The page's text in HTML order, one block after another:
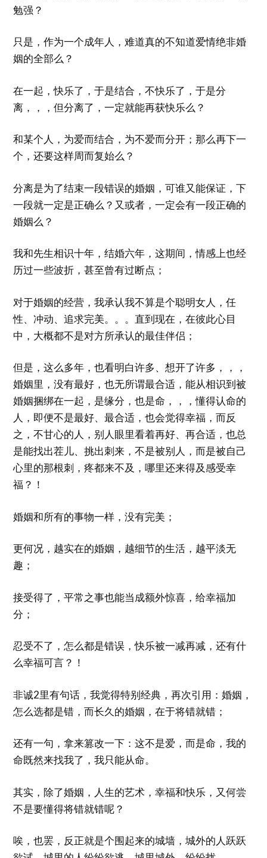
勉强？
只是，作为一个成年人，难道真的不知道爱情绝非婚
姻的全部么？
在一起，快乐了，于是结合，不快乐了，于是分
离，，，但分离了，一定就能再获快乐么？
和某个人，为爱而结合，为不爱而分开；那么再下一
个，还要这样周而复始么？
分离是为了结束一段错误的婚姻，可谁又能保证，下
一段就一定是正确么？又或者，一定会有一段正确的
婚姻么？
我和先生相识十年，结婚六年，这期间，情感上也经
历过一些波折，甚至曾有过断点；
对于婚姻的经营，我承认我不算是个聪明女人，任
性、冲动、追求完美。。。直到现在，在彼此心目
中，大概都不是对方所承认的最佳伴侣；
但是，这么多年，也看明白许多、想开了许多，，，
婚姻里，没有最好，也无所谓最合适，能从相识到被
婚姻捆绑在一起，是缘分，也是命，，，懂得认命的
人，即便不是最好、最合适，也会觉得幸福，而反
之，不甘心的人，别人眼里看着再好、再合适，也总
是能找出茬儿、挑出刺来，不是被别人，而是被自己
心里的那根刺，疼都来不及，哪里还来得及感受幸
福？！
婚姻和所有的事物一样，没有完美；
更何况，越实在的婚姻，越细节的生活，越平淡无
趣；
接受得了，平常之事也能当成额外惊喜，给幸福加
分；
忍受不了，怎么都是错误，快乐被一减再减，还有什
么幸福可言？！
非诚2里有句话，我觉得特别经典，再次引用：婚姻，
怎么选都是错，而长久的婚姻，在于将错就错；
还有一句，拿来篡改一下：这不是爱，而是命，我的
命既然来找我了，我只能从命。
其实，除了婚姻，人生的艺术，幸福和快乐，又何尝
不是要懂得将错就错呢？
唉，也罢，反正就是个围起来的城墙，城外的人跃跃